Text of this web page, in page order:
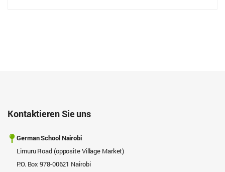
Kontaktieren Sie uns
German School Nairobi
Limuru Road (opposite Village Market)
P.O. Box 978-00621 Nairobi